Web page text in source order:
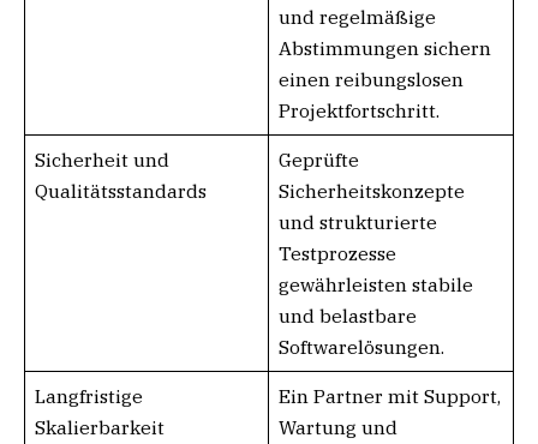
und regelmäßige
Abstimmungen sichern
einen reibungslosen
Projektfortschritt.
Sicherheit und
Qualitätsstandards
Geprüfte
Sicherheitskonzepte
und strukturierte
Testprozesse
gewährleisten stabile
und belastbare
Softwarelösungen.
Langfristige
Skalierbarkeit
Ein Partner mit Support,
Wartung und